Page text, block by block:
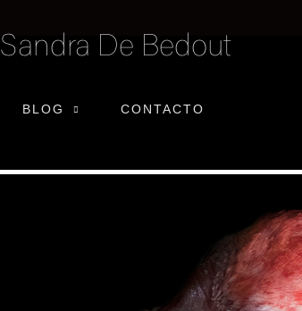
Sandra De Bedout
BLOG CONTACTO